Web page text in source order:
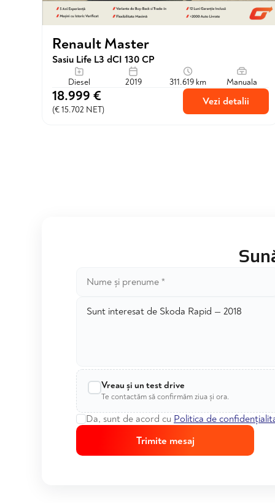
Renault Master
Sasiu Life L3 dCI 130 CP
Diesel 2019 311.619 km Manuala
18.999 €
(€ 15.702 NET)
Vezi detalii
Vreau și un test drive
Te contactăm să confirmăm ziua și ora.
Da, sunt de acord cu Politica de
Trimite mesaj